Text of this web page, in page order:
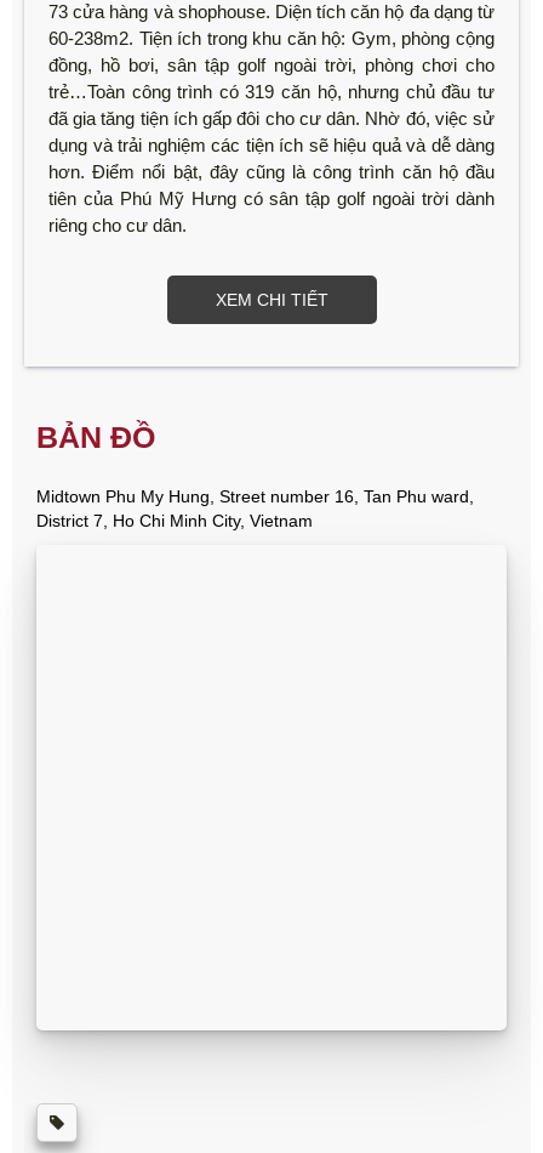
73 cửa hàng và shophouse. Diện tích căn hộ đa dạng từ
60-238m2. Tiện ích trong khu căn hộ: Gym, phòng cộng
đồng, hồ bơi, sân tập golf ngoài trời, phòng chơi cho
trẻ…Toàn công trình có 319 căn hộ, nhưng chủ đầu tư
đã gia tăng tiện ích gấp đôi cho cư dân. Nhờ đó, việc sử
dụng và trải nghiệm các tiện ích sẽ hiệu quả và dễ dàng
hơn. Điểm nổi bật, đây cũng là công trình căn hộ đầu
tiên của Phú Mỹ Hưng có sân tập golf ngoài trời dành
riêng cho cư dân.
XEM CHI TIẾT
BẢN ĐỒ
Midtown Phu My Hung, Street number 16, Tan Phu ward,
District 7, Ho Chi Minh City, Vietnam